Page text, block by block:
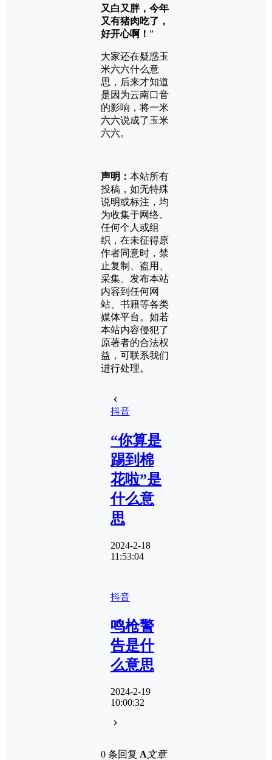
又白又胖，今年
又有猪肉吃了，
好开心啊！ ”
大家还在疑惑玉
米六六什么意
思，后来才知道
是因为云南口音
的影响，将一米
六六说成了玉米
六六。
声明： 本站所有
投稿，如无特殊
说明或标注，均
为收集于网络。
任何个人或组
织，在未征得原
作者同意时，禁
止复制、盗用、
采集、发布本站
内容到任何网
站、书籍等各类
媒体平台。如若
本站内容侵犯了
原著者的合法权
益，可联系我们
进行处理。
抖音
“你算是
踢到棉
花啦”是
什么意
思
2024-2-18
11:53:04
抖音
鸣枪警
告是什
么意思
2024-2-19
10:00:32
0 条回复 A文章